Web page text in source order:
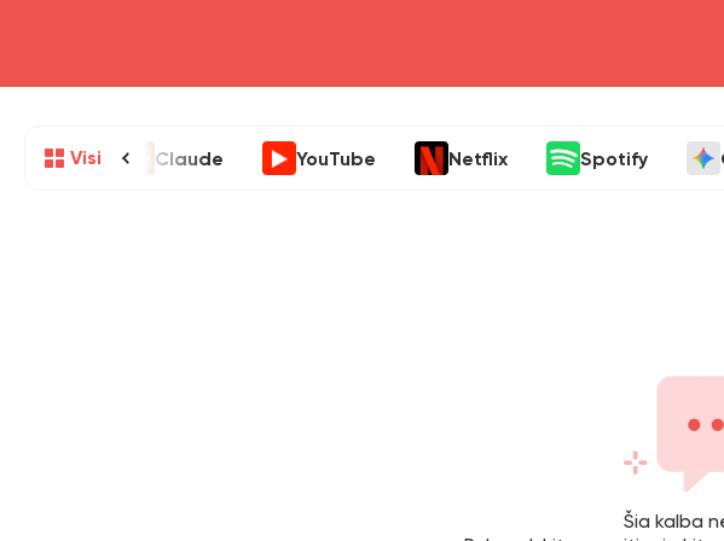
Visi Claude YouTube Netflix Spotify
Šia kalba